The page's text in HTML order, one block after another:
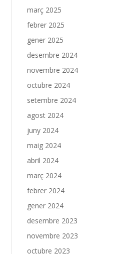
març 2025
febrer 2025
gener 2025
desembre 2024
novembre 2024
octubre 2024
setembre 2024
agost 2024
juny 2024
maig 2024
abril 2024
març 2024
febrer 2024
gener 2024
desembre 2023
novembre 2023
octubre 2023